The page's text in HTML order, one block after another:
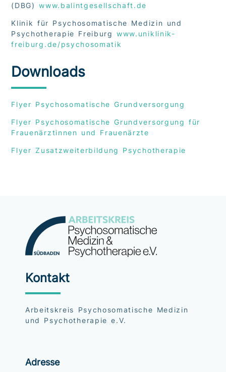
(DBG)www.balintgesellschaft.de
Klinik für Psychosomatische Medizin und
Psychotherapie Freiburgwww.uniklinik-
freiburg.de/psychosomatik
Downloads
Flyer Psychosomatische Grundversorgung
Flyer Psychosomatische Grundversorgung für
Frauenärztinnen und Frauenärzte
Flyer Zusatzweiterbildung Psychotherapie
Kontakt
Arbeitskreis Psychosomatische Medizin
und Psychotherapie e.V.
Adresse